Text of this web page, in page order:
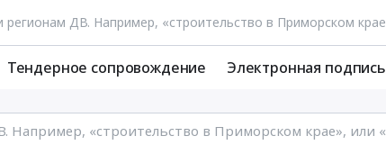
Тендерное сопровождение Электронная подпись